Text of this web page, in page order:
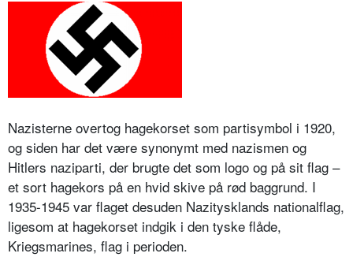
Nazisterne overtog hagekorset som partisymbol i 1920,
og siden har det være synonymt med nazismen og
Hitlers naziparti, der brugte det som logo og på sit flag –
et sort hagekors på en hvid skive på rød baggrund. I
1935-1945 var flaget desuden Nazitysklands nationalflag,
ligesom at hagekorset indgik i den tyske flåde,
Kriegsmarines, flag i perioden.